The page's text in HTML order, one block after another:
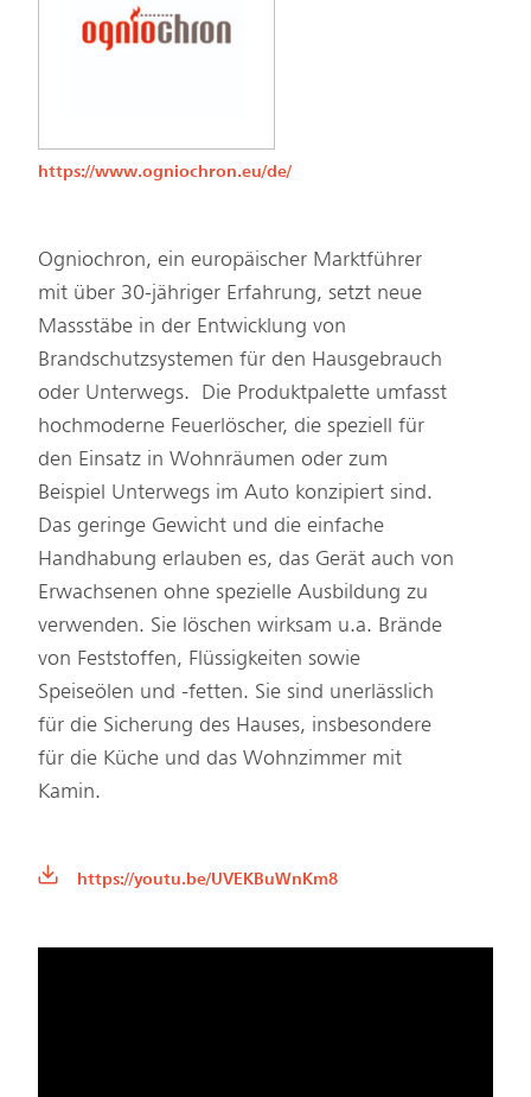
https://www.ogniochron.eu/de/
Ogniochron, ein europäischer Marktführer
mit über 30-jähriger Erfahrung, setzt neue
Massstäbe in der Entwicklung von
Brandschutzsystemen für den Hausgebrauch
oder Unterwegs. Die Produktpalette umfasst
hochmoderne Feuerlöscher, die speziell für
den Einsatz in Wohnräumen oder zum
Beispiel Unterwegs im Auto konzipiert sind.
Das geringe Gewicht und die einfache
Handhabung erlauben es, das Gerät auch von
Erwachsenen ohne spezielle Ausbildung zu
verwenden. Sie löschen wirksam u.a. Brände
von Feststoffen, Flüssigkeiten sowie
Speiseölen und -fetten. Sie sind unerlässlich
für die Sicherung des Hauses, insbesondere
für die Küche und das Wohnzimmer mit
Kamin.
https://youtu.be/UVEKBuWnKm8